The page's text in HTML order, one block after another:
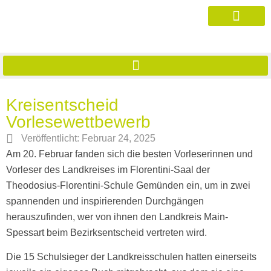
Kreisentscheid
Vorlesewettbewerb
Veröffentlicht: Februar 24, 2025
Am 20. Februar fanden sich die besten Vorleserinnen und
Vorleser des Landkreises im Florentini-Saal der
Theodosius-Florentini-Schule Gemünden ein, um in zwei
spannenden und inspirierenden Durchgängen
herauszufinden, wer von ihnen den Landkreis Main-
Spessart beim Bezirksentscheid vertreten wird.
Die 15 Schulsieger der Landkreisschulen hatten einerseits